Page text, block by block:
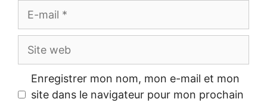
Site
Enregistrer mon nom, mon e-mail et mon
site dans le navigateur pour mon prochain